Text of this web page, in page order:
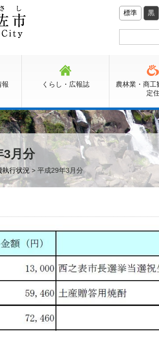
標準 黒
報 くらし・広報誌
農林業・商工
定住
3月分
執行状況 > 平成29年3月分